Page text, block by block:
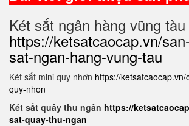
Két sắt ngân hàng vũng tàu
https://ketsatcaocap.vn/
sat-ngan-hang-vung-tau
Két sắt mini quy nhơn https://
quy-nhon
Két sắt quầy thu ngân https://
sat-quay-thu-ngan